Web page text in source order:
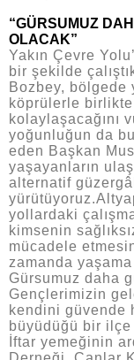
“GÜRSUMUZ
OLACAK”
Yakın Çevre
bir şekilde
Bozbey, bölgede
köprülerle birlikte
kolaylaşacağını
yoğunluğun da
eden Başkan
yaşayanların
alternatif
yollardaki
kimsenin
mücadele
zamanda
Gürsumuz daha
Gençlerimizin
kendini güvende
büyüdüğü bir ilçe
İftar yemeğinin